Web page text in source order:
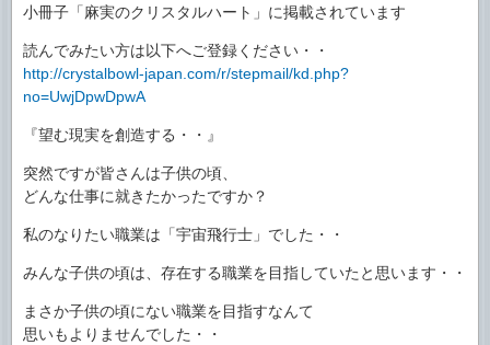
小冊子「麻実のクリスタルハート」に掲載されています
読んでみたい方は以下へご登録ください・・
http://crystalbowl-japan.com/r/stepmail/kd.php?
no=UwjDpwDpwA
『望む現実を創造する・・』
突然ですが皆さんは子供の頃、
どんな仕事に就きたかったですか？
私のなりたい職業は「宇宙飛行士」でした・・
みんな子供の頃は、存在する職業を目指していたと思います・・
まさか子供の頃にない職業を目指すなんて
思いもよりませんでした・・